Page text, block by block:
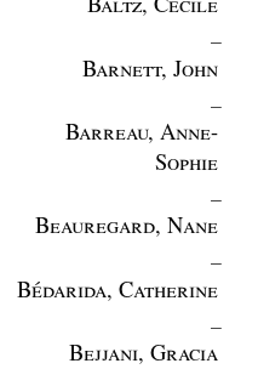
Barnett, John
Barreau, Anne-
Sophie
Beauregard, Nane
Bédarida, Catherine
Bejjani, Gracia